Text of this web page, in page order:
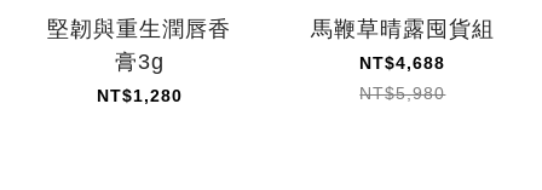
堅韌與重生潤唇香
膏3g
NT$1,280
馬鞭草晴露囤貨組
NT$4,688
NT$5,980